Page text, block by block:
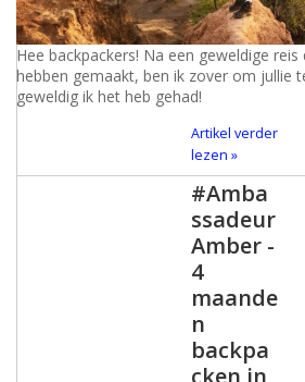
Hee backpackers! Na een geweldige
hebben gemaakt, ben ik zover om jullie
geweldig ik het heb gehad!
Artikel verder
lezen »
#Amba
ssadeur
Amber -
4
maande
n
backpa